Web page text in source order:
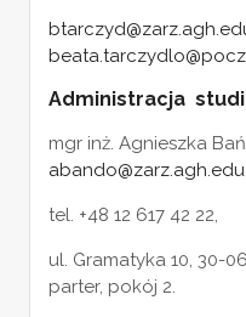
Administracja
mgr inż. Agnieszka
tel. +48 12 617 42 22,
ul. Gramatyka 10, 30-
parter, pokój 2.